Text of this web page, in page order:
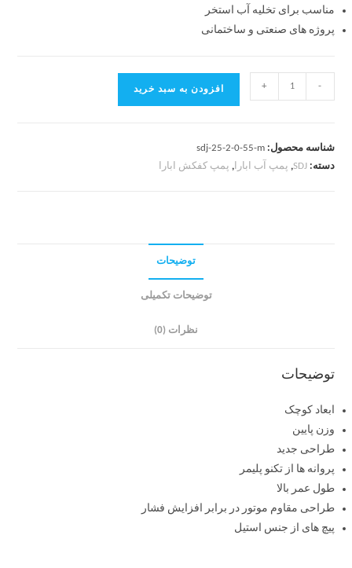
مناسب برای تخلیه آب استخر
پروژه های صنعتی و ساختمانی
-
+ افزودن به سبد خرید
شناسه محصول:sdj-25-2-0-55-m
دسته:SDJ
, پمپ آب ابارا, پمپ کفکش ابارا
توضیحات
توضیحات تکمیلی
نظرات (0)
توضیحات
ابعاد کوچک
وزن پایین
طراحی جدید
پروانه ها از تکنو پلیمر
طول عمر بالا
طراحی مقاوم موتور در برابر افزایش فشار
پیچ های از جنس استیل